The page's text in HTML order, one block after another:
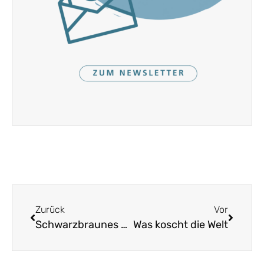
Zurück
Schwarzbraunes Maderl
Vor
Was koscht die Welt